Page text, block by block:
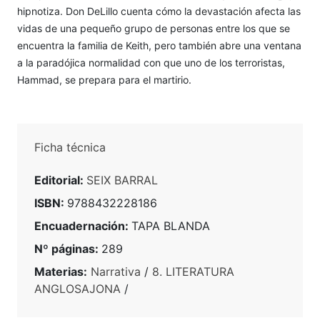
hipnotiza. Don DeLillo cuenta cómo la devastación afecta las
vidas de una pequeño grupo de personas entre los que se
encuentra la familia de Keith, pero también abre una ventana
a la paradójica normalidad con que uno de los terroristas,
Hammad, se prepara para el martirio.
Ficha técnica
Editorial: SEIX BARRAL
ISBN: 9788432228186
Encuadernación: TAPA BLANDA
Nº páginas: 289
Materias: Narrativa / 8. LITERATURA
ANGLOSAJONA /